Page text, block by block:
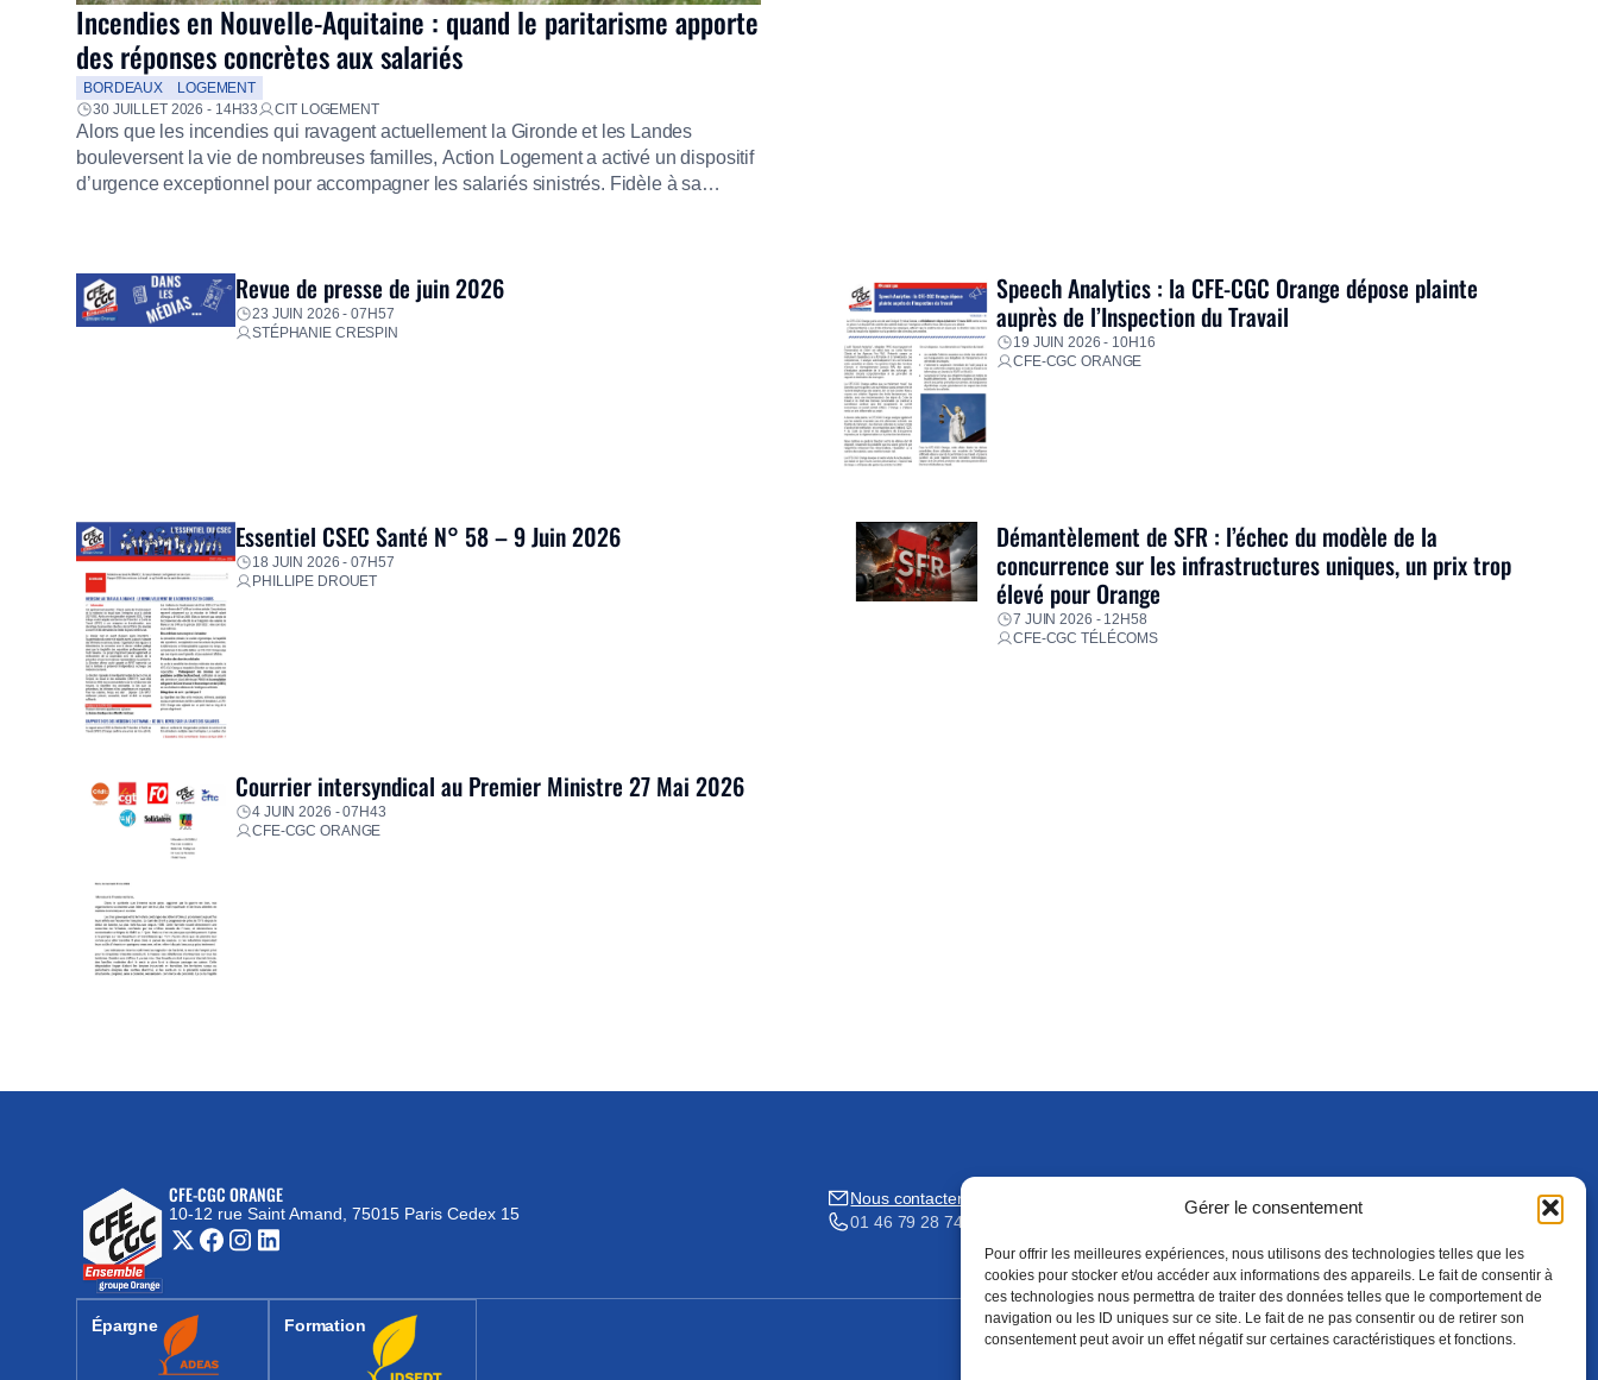
Gérer le consentement
Pour offrir les meilleures expériences, nous utilisons des technologies telles que les
cookies pour stocker et/ou accéder aux informations des appareils. Le fait de consentir à
ces technologies nous permettra de traiter des données telles que le comportement de
navigation ou les ID uniques sur ce site. Le fait de ne pas consentir ou de retirer son
consentement peut avoir un effet négatif sur certaines caractéristiques et fonctions.
Incendies en Nouvelle-Aquitaine : quand le paritarisme apporte
des réponses concrètes aux salariés
BORDEAUX
LOGEMENT
30 JUILLET 2026 - 14H33
CIT LOGEMENT
Alors que les incendies qui ravagent actuellement la Gironde et les Landes
bouleversent la vie de nombreuses familles, Action Logement a activé un dispositif
d’urgence exceptionnel pour accompagner les salariés sinistrés. Fidèle à sa
Revue de presse de juin 2026
23 JUIN 2026 - 07H57
STÉPHANIE CRESPIN
Speech Analytics : la CFE-CGC Orange dépose plainte
auprès de l’Inspection du Travail
19 JUIN 2026 - 10H16
CFE-CGC ORANGE
Essentiel CSEC Santé N° 58 – 9 Juin 2026
18 JUIN 2026 - 07H57
PHILLIPE DROUET
Démantèlement de SFR : l’échec du modèle de la
concurrence sur les infrastructures uniques, un prix trop
élevé pour Orange
7 JUIN 2026 - 12H58
CFE-CGC TÉLÉCOMS
Courrier intersyndical au Premier Ministre 27 Mai 2026
4 JUIN 2026 - 07H43
CFE-CGC ORANGE
CFE-CGC ORANGE
10-12 rue Saint Amand, 75015 Paris Cedex 15
(nouvelle fenêtre)
Nous contacter
01 46 79 28 74
S'ABONNER
(NOUVELLE FENÊTRE)
ADHÉRER
Épargne
(nouvelle fenêtre) Formation
(nouvelle fenêtre)